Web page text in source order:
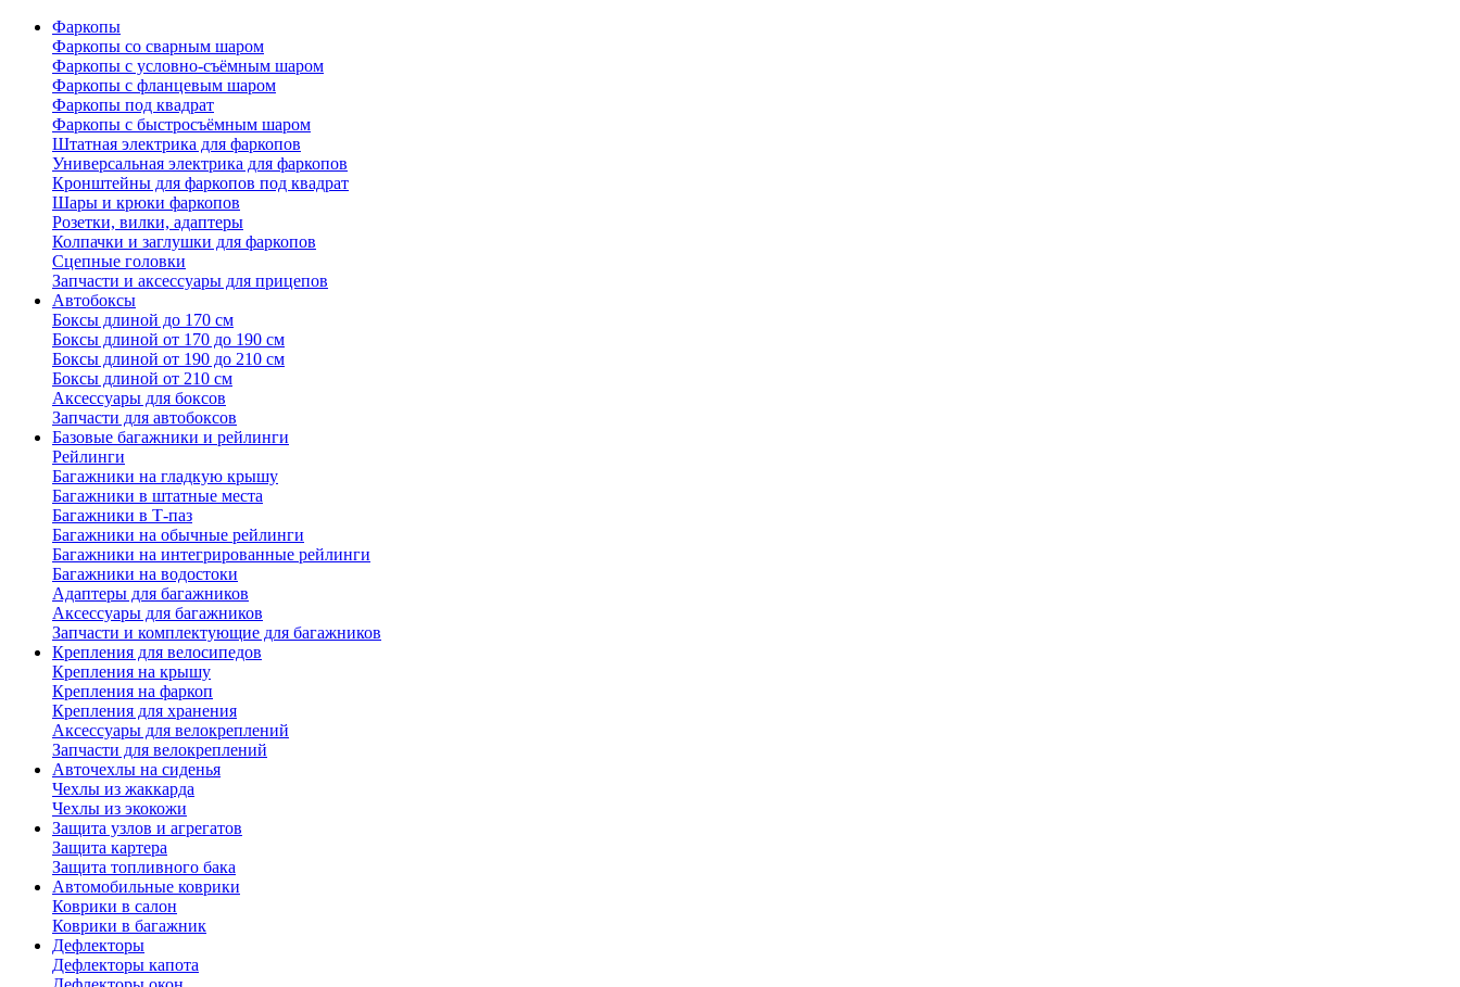
Фаркопы
Фаркопы со сварным шаром
Фаркопы с условно-съёмным шаром
Фаркопы с фланцевым шаром
Фаркопы под квадрат
Фаркопы с быстросъёмным шаром
Штатная электрика для фаркопов
Универсальная электрика для фаркопов
Кронштейны для фаркопов под квадрат
Шары и крюки фаркопов
Розетки, вилки, адаптеры
Колпачки и заглушки для фаркопов
Сцепные головки
Запчасти и аксессуары для прицепов
Автобоксы
Боксы длиной до 170 см
Боксы длиной от 170 до 190 см
Боксы длиной от 190 до 210 см
Боксы длиной от 210 см
Аксессуары для боксов
Запчасти для автобоксов
Базовые багажники и рейлинги
Рейлинги
Багажники на гладкую крышу
Багажники в штатные места
Багажники в Т-паз
Багажники на обычные рейлинги
Багажники на интегрированные рейлинги
Багажники на водостоки
Адаптеры для багажников
Аксессуары для багажников
Запчасти и комплектующие для багажников
Крепления для велосипедов
Крепления на крышу
Крепления на фаркоп
Крепления для хранения
Аксессуары для велокреплений
Запчасти для велокреплений
Авточехлы на сиденья
Чехлы из жаккарда
Чехлы из экокожи
Защита узлов и агрегатов
Защита картера
Защита топливного бака
Автомобильные коврики
Коврики в салон
Коврики в багажник
Дефлекторы
Дефлекторы капота